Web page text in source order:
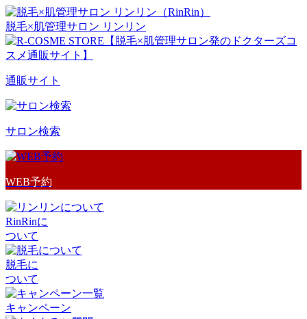
脱毛×肌管理サロン リンリン
通販サイト
サロン検索
WEB予約
RinRinに
ついて
脱毛に
ついて
キャンペーン